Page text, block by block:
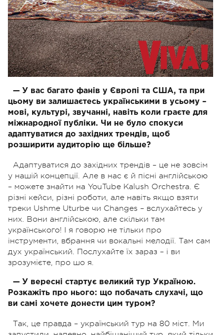
— У вас багато фанів у Європі та США, та при
цьому ви залишаєтесь українськими в усьому –
мові, культурі, звучанні, навіть коли граєте для
міжнародної публіки. Чи не було спокуси
адаптуватися до західних трендів, щоб
розширити аудиторію ще більше?
Адаптуватися до західних трендів – це не зовсім
у нашій концепції. Але в нас є й пісні англійською
– можете знайти на YouTube Kalush Orchestra. Є
різні кейси, різні роботи, але навіть якщо взяти
треки Ushme Uturbe чи Changes – вслухайтесь у
них. Вони англійською, але скільки там
українського! І я говорю не тільки про
інструменти, вбрання чи вокальні мелодії. Там сам
дух український. Послухайте їх зараз – і ви
зрозумієте, про шо я.
— У вересні стартує великий тур Україною.
Розкажіть про нього: що побачать слухачі, що
ви самі хочете донести цим туром?
Так, це правда – український тур на 80 міст. Ми